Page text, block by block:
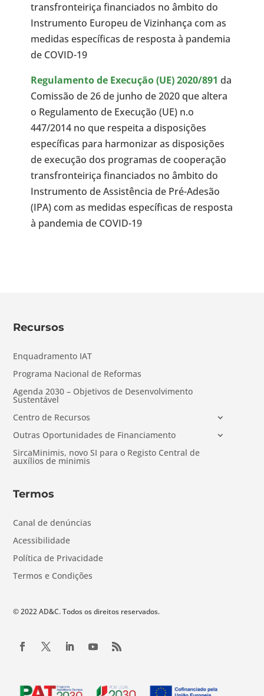
transfronteiriça financiados no âmbito do
Instrumento Europeu de Vizinhança com as
medidas específicas de resposta à pandemia
de COVID-19
Regulamento de Execução (UE) 2020/891 da
Comissão de 26 de junho de 2020 que altera
o Regulamento de Execução (UE) n.o
447/2014 no que respeita a disposições
específicas para harmonizar as disposições
de execução dos programas de cooperação
transfronteiriça financiados no âmbito do
Instrumento de Assistência de Pré-Adesão
(IPA) com as medidas específicas de resposta
à pandemia de COVID-19
Recursos
Enquadramento IAT
Programa Nacional de Reformas
Agenda 2030 – Objetivos de Desenvolvimento
Sustentável
Centro de Recursos
Outras Oportunidades de Financiamento
SircaMinimis, novo SI para o Registo Central de
auxílios de minimis
Termos
Canal de denúncias
Acessibilidade
Política de Privacidade
Termos e Condições
© 2022 AD&C. Todos os direitos reservados.